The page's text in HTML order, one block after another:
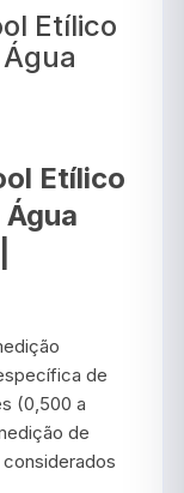
Etílico
Etílico
de
(0,500 a
de